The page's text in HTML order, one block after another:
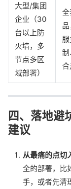
大型/集团
企业（30
台以上防
火墙，多
节点多区
域部署）
制
合
四、落地避
建议
从最痛的点切
全的部署，比
手，或者先清